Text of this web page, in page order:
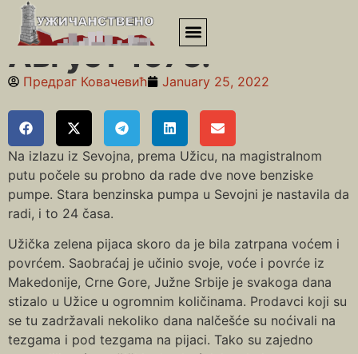
Почетна»Седамдесете»Август 1976.
Август 1976.
Предраг Ковачевић January 25, 2022
Na izlazu iz Sevojna, prema Užicu, na magistralnom
putu počele su probno da rade dve nove benziske
pumpe. Stara benzinska pumpa u Sevojni je nastavila da
radi, i to 24 časa.
Užička zelena pijaca skoro da je bila zatrpana voćem i
povrćem. Saobraćaj je učinio svoje, voće i povrće iz
Makedonije, Crne Gore, Južne Srbije je svakoga dana
stizalo u Užice u ogromnim količinama. Prodavci koji su
se tu zadržavali nekoliko dana nalčešće su noćivali na
tezgama i pod tezgama na pijaci. Tako su zajedno